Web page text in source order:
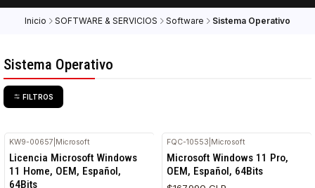
Inicio SOFTWARE & SERVICIOS Software Sistema Operativo
Sistema Operativo
FILTROS
KW9-00657 Microsoft
Licencia Microsoft Windows
11 Home, OEM, Español,
64Bits
FQC-10553 Microsoft
Microsoft Windows 11 Pro,
OEM, Español, 64Bits